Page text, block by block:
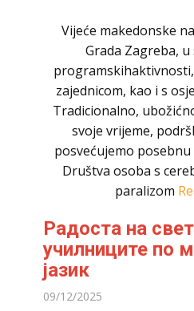
Vijeće makedonske
Grada Zagreba,
zajednicom, kao i s
Tradicionalno,
svoje vrijeme,
posvećujemo
Društva osoba s
paralizom
Радоста на
училниците по
јазик
09/12/2025